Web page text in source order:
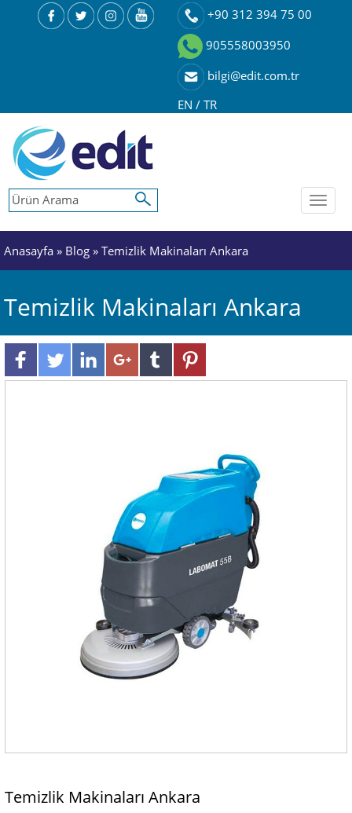
+90 312 394 75 00
905558003950
bilgi@edit.com.tr
EN / TR
Toggle
Anasayfa » Blog » Temizlik Makinaları Ankara
Temizlik Makinaları Ankara
Temizlik Makinaları Ankara